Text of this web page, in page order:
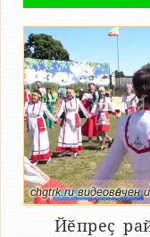
chgtrk.ru видеовӗнчен
Йӗпреҫ